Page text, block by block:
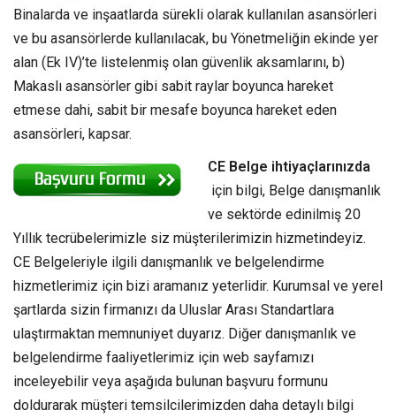
Binalarda ve inşaatlarda sürekli olarak kullanılan asansörleri
ve bu asansörlerde kullanılacak, bu Yönetmeliğin ekinde yer
alan (Ek IV)’te listelenmiş olan güvenlik aksamlarını, b)
Makaslı asansörler gibi sabit raylar boyunca hareket
etmese dahi, sabit bir mesafe boyunca hareket eden
asansörleri, kapsar.
CE Belge ihtiyaçlarınızda
için bilgi, Belge danışmanlık
ve sektörde edinilmiş 20
Yıllık tecrübelerimizle siz müşterilerimizin hizmetindeyiz.
CE Belgeleriyle ilgili danışmanlık ve belgelendirme
hizmetlerimiz için bizi aramanız yeterlidir. Kurumsal ve yerel
şartlarda sizin firmanızı da Uluslar Arası Standartlara
ulaştırmaktan memnuniyet duyarız. Diğer danışmanlık ve
belgelendirme faaliyetlerimiz için web sayfamızı
inceleyebilir veya aşağıda bulunan başvuru formunu
doldurarak müşteri temsilcilerimizden daha detaylı bilgi